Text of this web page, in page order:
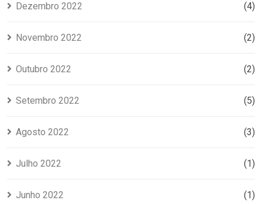
Dezembro 2022 (4)
Novembro 2022 (2)
Outubro 2022 (2)
Setembro 2022 (5)
Agosto 2022 (3)
Julho 2022 (1)
Junho 2022 (1)